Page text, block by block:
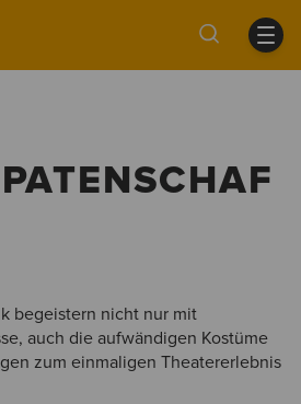
begeistern nicht nur mit
auch die aufwändigen Kostüme
zum einmaligen Theatererlebnis